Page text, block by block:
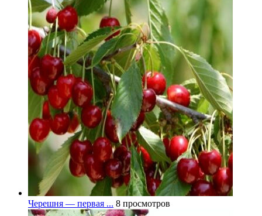
Черешня — первая ... 8 просмотров